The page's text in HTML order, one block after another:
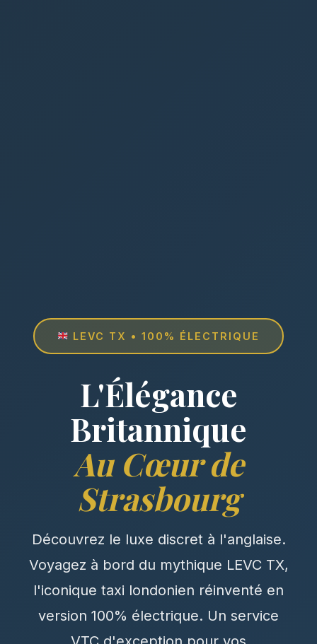
LEVC TX • 100% ÉLECTRIQUE
L'Élégance
Britannique
Au Cœur de
Strasbourg
Découvrez le luxe discret à l'anglaise.
Voyagez à bord du mythique LEVC TX,
l'iconique taxi londonien réinventé en
version 100% électrique. Un service